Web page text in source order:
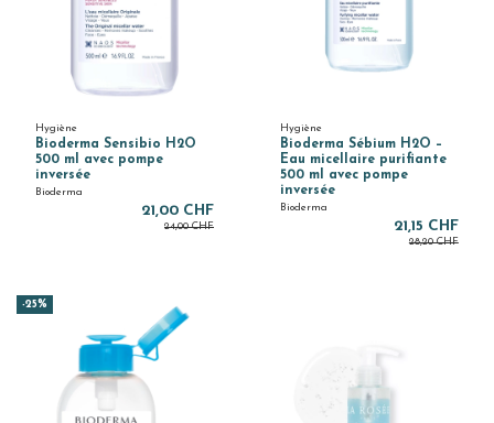
Hygiène
Bioderma Sensibio H2O
500 ml avec pompe
inversée
Bioderma
21,00 CHF
24,00 CHF
Hygiène
Bioderma Sébium H2O –
Eau micellaire purifiante
500 ml avec pompe
inversée
Bioderma
21,15 CHF
28,20 CHF
-25%